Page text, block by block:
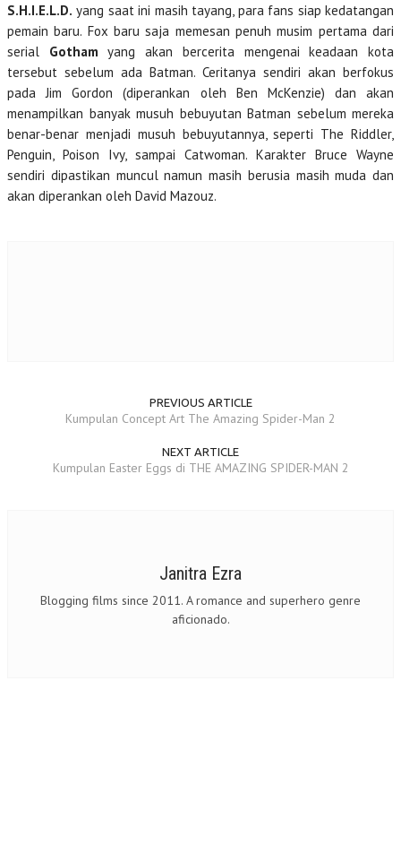
S.H.I.E.L.D. yang saat ini masih tayang, para fans siap kedatangan
pemain baru. Fox baru saja memesan penuh musim pertama dari
serial Gotham yang akan bercerita mengenai keadaan kota
tersebut sebelum ada Batman. Ceritanya sendiri akan berfokus
pada Jim Gordon (diperankan oleh Ben McKenzie) dan akan
menampilkan banyak musuh bebuyutan Batman sebelum mereka
benar-benar menjadi musuh bebuyutannya, seperti The Riddler,
Penguin, Poison Ivy, sampai Catwoman. Karakter Bruce Wayne
sendiri dipastikan muncul namun masih berusia masih muda dan
akan diperankan oleh David Mazouz.
PREVIOUS ARTICLE
Kumpulan Concept Art The Amazing Spider-Man 2
NEXT ARTICLE
Kumpulan Easter Eggs di THE AMAZING SPIDER-MAN 2
Janitra Ezra
Blogging films since 2011. A romance and superhero genre
aficionado.